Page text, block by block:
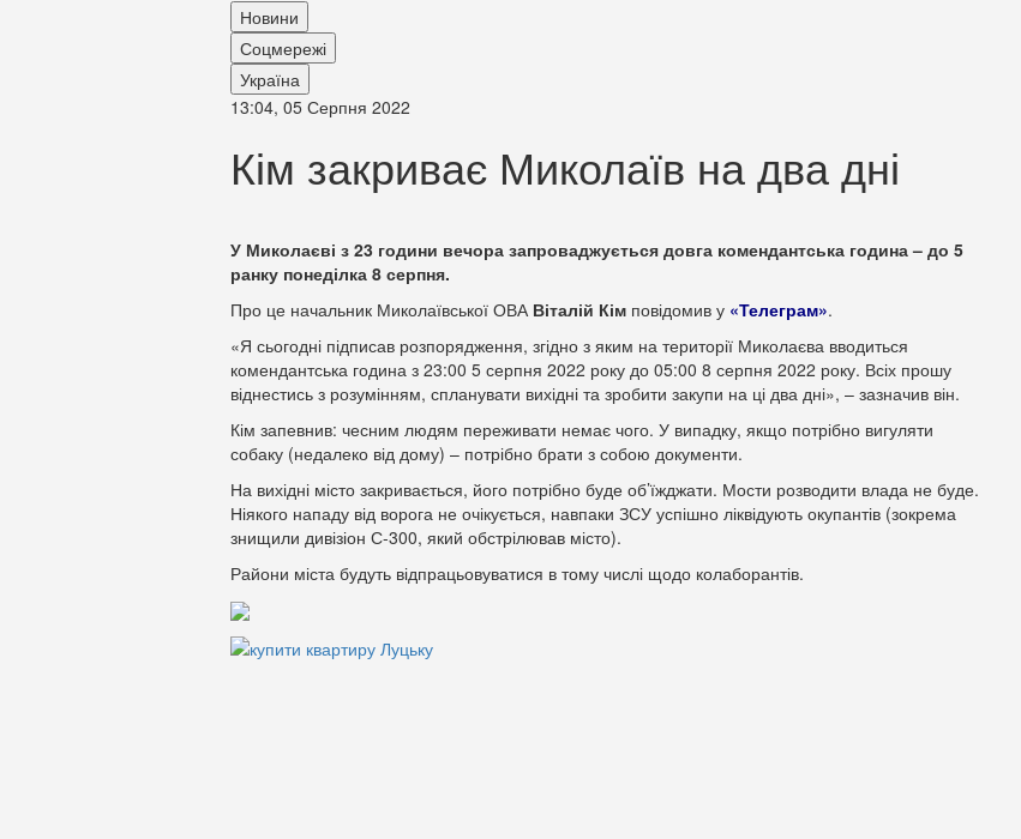
Новини
Соцмережі
Україна
13:04, 05 Серпня 2022
Кім закриває Миколаїв на два дні
У Миколаєві з 23 години вечора запроваджується довга комендантська година – до 5
ранку понеділка 8 серпня.
Про це начальник Миколаївської ОВА Віталій Кім повідомив у «Телеграм».
«Я сьогодні підписав розпорядження, згідно з яким на території Миколаєва вводиться
комендантська година з 23:00 5 серпня 2022 року до 05:00 8 серпня 2022 року. Всіх прошу
віднестись з розумінням, спланувати вихідні та зробити закупи на ці два дні», – зазначив він.
Кім запевнив: чесним людям переживати немає чого. У випадку, якщо потрібно вигуляти
собаку (недалеко від дому) – потрібно брати з собою документи.
На вихідні місто закривається, його потрібно буде об’їжджати. Мости розводити влада не буде.
Ніякого нападу від ворога не очікується, навпаки ЗСУ успішно ліквідують окупантів (зокрема
знищили дивізіон С-300, який обстрілював місто).
Райони міста будуть відпрацьовуватися в тому числі щодо колаборантів.